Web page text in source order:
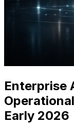
Enterprise
Early 2026